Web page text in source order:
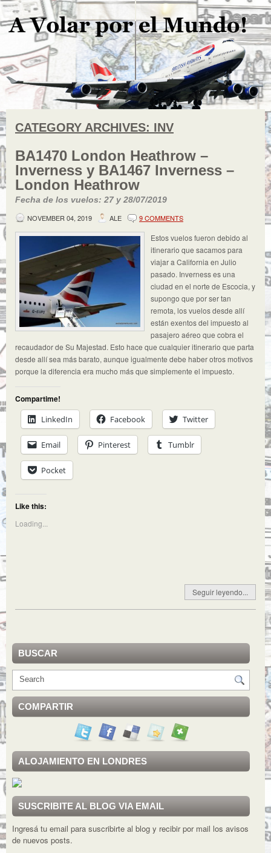
CATEGORY ARCHIVES: INV
BA1470 London Heathrow –
Inverness y BA1467 Inverness –
London Heathrow
Fecha de los vuelos: 27 y 28/07/2019
NOVEMBER 04, 2019
ALE 9 COMMENTS
Estos vuelos fueron debido al
itinerario que sacamos para
viajar a California en Julio
pasado. Inverness es una
ciudad en el norte de Escocia, y
supongo que por ser tan
remota, los vuelos desde allí
están exentos del impuesto al
pasajero aéreo que cobra el
recaudador de Su Majestad. Esto hace que cualquier itinerario que parta
desde allí sea más barato, aunque igualmente debe haber otros motivos
porque la diferencia era mucho más que simplemente el impuesto.
Compartime!
LinkedIn
Facebook Twitter
Email Pinterest Tumblr
Pocket
Like this:
Loading...
Seguir leyendo...
BUSCAR
COMPARTIR
ALOJAMIENTO EN LONDRES
SUSCRIBITE AL BLOG VIA EMAIL
Ingresá tu email para suscribirte al blog y recibir por mail los avisos
de nuevos posts.